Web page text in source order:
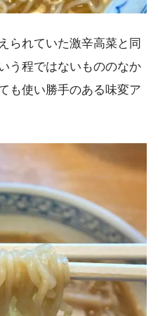
られていた激辛高菜と同
う程ではないもののなか
も使い勝手のある味変ア